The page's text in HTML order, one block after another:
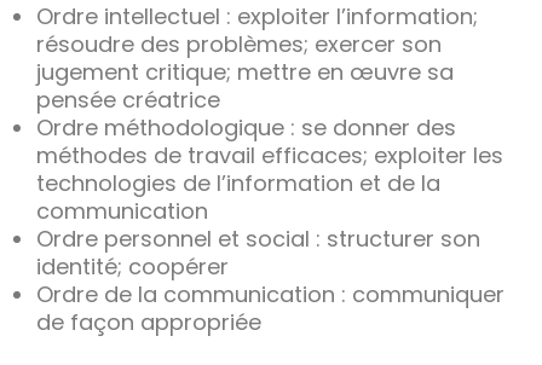
Ordre intellectuel : exploiter l’information;
résoudre des problèmes; exercer son
jugement critique; mettre en œuvre sa
pensée créatrice
Ordre méthodologique : se donner des
méthodes de travail efficaces; exploiter les
technologies de l’information et de la
communication
Ordre personnel et social : structurer son
identité; coopérer
Ordre de la communication : communiquer
de façon appropriée